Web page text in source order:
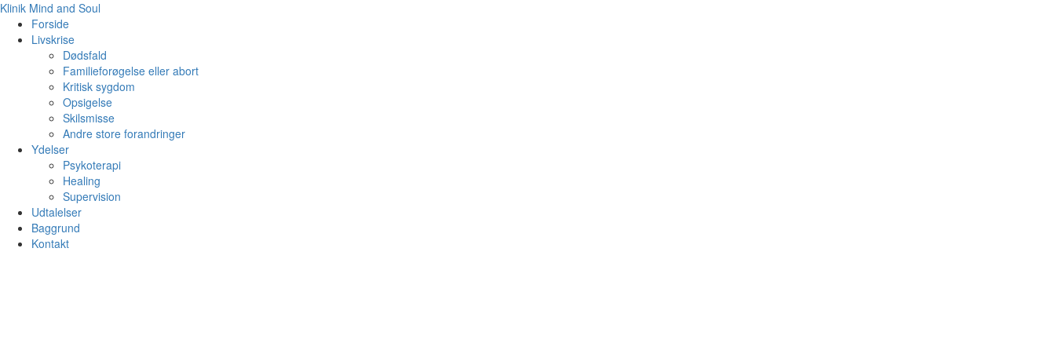
Klinik Mind and Soul
Forside
Livskrise
Dødsfald
Familieforøgelse eller abort
Kritisk sygdom
Opsigelse
Skilsmisse
Andre store forandringer
Ydelser
Psykoterapi
Healing
Supervision
Udtalelser
Baggrund
Kontakt